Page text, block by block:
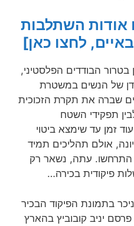
השתלבות
לחצו כאן]
הבודדים הפלסטיני,
של הנשים במשטרת
שברה את תקרת הזכוכית
תפקידי השטח
זמן עד שימצא ביטוי
אולם תהליכים תמיד
עתה, נשאר רק
פיקודית בכירה…
בתמונת הפיקוד הבכיר
יניב קובוביץ בהארץ